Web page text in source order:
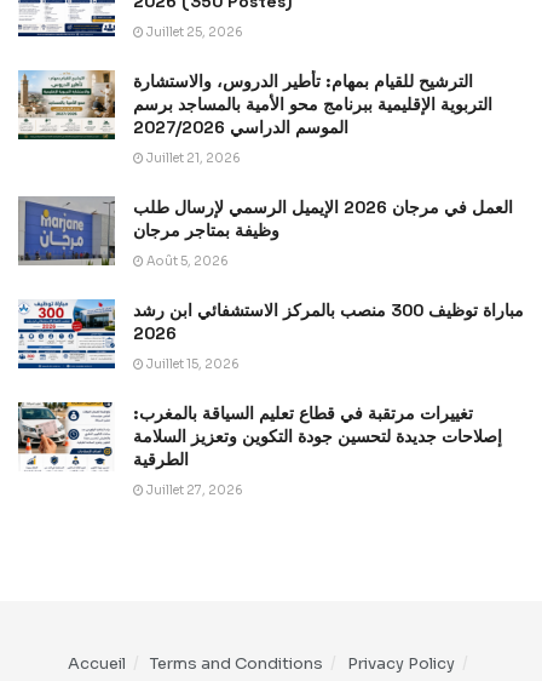
Juillet 25, 2026
الترشيح للقيام بمهام: تأطير الدروس، والاستشارة
التربوية الإقليمية ببرنامج محو الأمية بالمساجد برسم
الموسم الدراسي 2027/2026
Juillet 21, 2026
العمل في مرجان 2026 الإيميل الرسمي لإرسال طلب
وظيفة بمتاجر مرجان
Août 5, 2026
مباراة توظيف 300 منصب بالمركز الاستشفائي ابن رشد
2026
Juillet 15, 2026
تغييرات مرتقبة في قطاع تعليم السياقة بالمغرب:
إصلاحات جديدة لتحسين جودة التكوين وتعزيز السلامة
الطرقية
Juillet 27, 2026
Accueil Terms and Conditions
Privacy Policy